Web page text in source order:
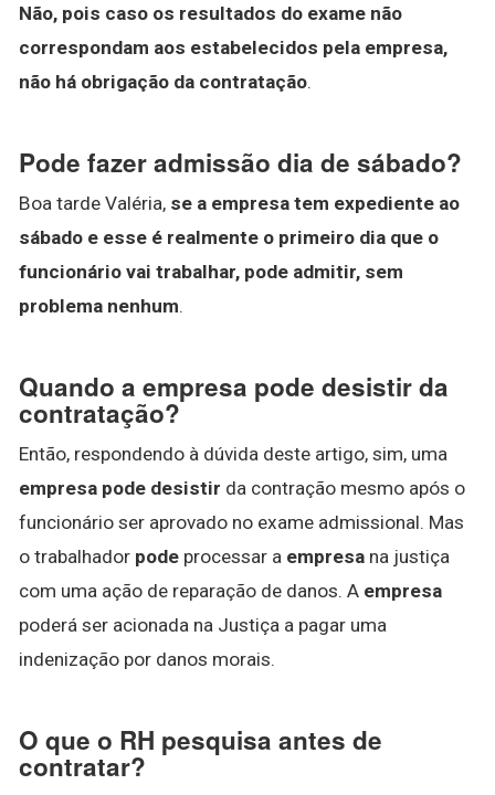
Não, pois caso os resultados do exame não
correspondam aos estabelecidos pela empresa,
não há obrigação da contratação.
Pode fazer admissão dia de sábado?
Boa tarde Valéria, se a empresa tem expediente ao
sábado e esse é realmente o primeiro dia que o
funcionário vai trabalhar, pode admitir, sem
problema nenhum.
Quando a empresa pode desistir da
contratação?
Então, respondendo à dúvida deste artigo, sim, uma
empresa pode desistir da contração mesmo após o
funcionário ser aprovado no exame admissional. Mas
o trabalhador pode processar a empresa na justiça
com uma ação de reparação de danos. A empresa
poderá ser acionada na Justiça a pagar uma
indenização por danos morais.
O que o RH pesquisa antes de
contratar?